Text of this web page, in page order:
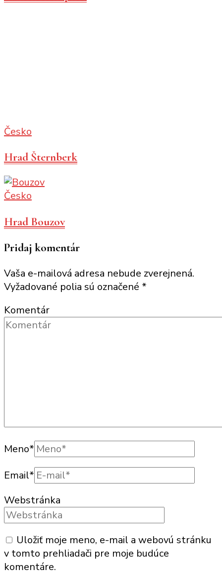
Česko
Hrad Šternberk
Česko
Hrad Bouzov
Pridaj komentár
Vaša e-mailová adresa nebude zverejnená.
Vyžadované polia sú označené *
Komentár
Meno*
Email*
Webstránka
Uložiť moje meno, e-mail a webovú stránku
v tomto prehliadači pre moje budúce
komentáre.